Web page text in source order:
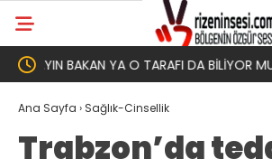
Yeni Parti İktidar Yolculuğuna
Memleketi Rize’den Başladı
Ana Sayfa › Sağlık-Cinsellik
Trabzon’da